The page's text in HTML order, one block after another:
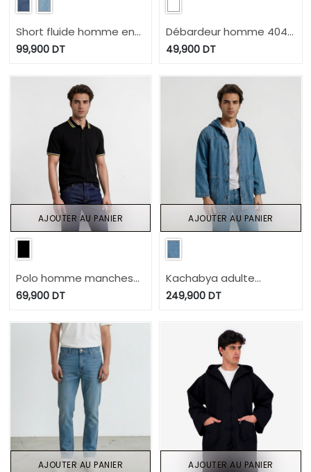
Short fluide homme en
jeans - TAMIR
99,900DT
Débardeur homme 404
BACHÉ
49,900 DT
Polo homme manches
courtes avec broderie
69,900DT
AJOUTER AU PANIER
Kachabya adulte
unisexe
249,900 DT
AJOUTER AU PANIER
AJOUTER AU PANIER AJOUTER AU PANIER